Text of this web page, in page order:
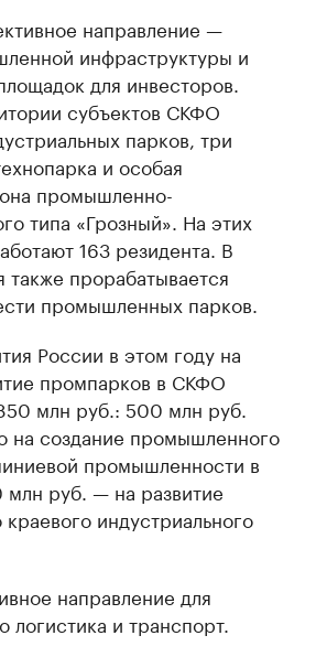
направление —
инфраструктуры и
для инвесторов.
субъектов СКФО
парков, три
и особая
промышленно-
типа «Грозный». На этих
163 резидента. В
прорабатывается
промышленных парков.
России в этом году на
промпарков в СКФО
млн руб.: 500 млн руб.
на создание промышленного
промышленности в
руб. — на развитие
индустриального
направление для
логистика и транспорт.